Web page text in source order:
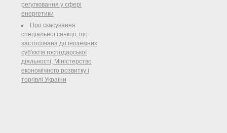
регулювання у сфері
енергетики
Про скасування
спеціальної санкції, що
застосована до іноземних
суб'єктів господарської
діяльності, Міністерство
економічного розвитку і
торгівлі України